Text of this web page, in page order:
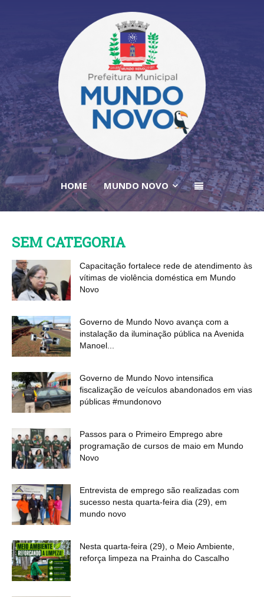
HOME MUNDO NOVO
SEM CATEGORIA
Capacitação fortalece rede de atendimento às
vítimas de violência doméstica em Mundo
Novo
Governo de Mundo Novo avança com a
instalação da iluminação pública na Avenida
Manoel...
Governo de Mundo Novo intensifica
fiscalização de veículos abandonados em vias
públicas #mundonovo
Passos para o Primeiro Emprego abre
programação de cursos de maio em Mundo
Novo
Entrevista de emprego são realizadas com
sucesso nesta quarta-feira dia (29), em
mundo novo
Nesta quarta-feira (29), o Meio Ambiente,
reforça limpeza na Prainha do Cascalho